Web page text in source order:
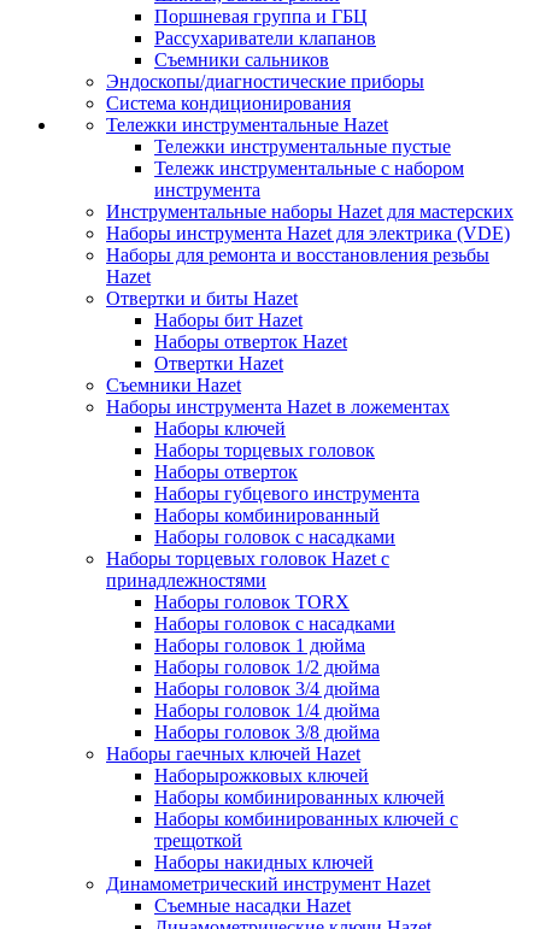
Поршневая группа и ГБЦ
Рассухариватели клапанов
Съемники сальников
Эндоскопы/диагностические приборы
Система кондиционирования
Тележки инструментальные Hazet
Тележки инструментальные пустые
Тележк инструментальные с набором
инструмента
Инструментальные наборы Hazet для мастерских
Наборы инструмента Hazet для электрика (VDE)
Наборы для ремонта и восстановления резьбы
Hazet
Отвертки и биты Hazet
Наборы бит Hazet
Наборы отверток Hazet
Отвертки Hazet
Съемники Hazet
Наборы инструмента Hazet в ложементах
Наборы ключей
Наборы торцевых головок
Наборы отверток
Наборы губцевого инструмента
Наборы комбинированный
Наборы головок с насадками
Наборы торцевых головок Hazet с
принадлежностями
Наборы головок TORX
Наборы головок с насадками
Наборы головок 1 дюйма
Наборы головок 1/2 дюйма
Наборы головок 3/4 дюйма
Наборы головок 1/4 дюйма
Наборы головок 3/8 дюйма
Наборы гаечных ключей Hazet
Наборырожковых ключей
Наборы комбинированных ключей
Наборы комбинированных ключей с
трещоткой
Наборы накидных ключей
Динамометрический инструмент Hazet
Съемные насадки Hazet